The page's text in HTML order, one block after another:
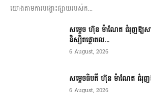
យោងតាមការបង្ហោះផ្សាយរបស់ក...
សម្តេច ហ៊ុន ម៉ាណែត ជំរុញឱ្យស
និស្សិតផ្តោតល...
6 August, 2026
សម្តេចធិបតី ហ៊ុន ម៉ាណែត ជំរុញ
6 August, 2026